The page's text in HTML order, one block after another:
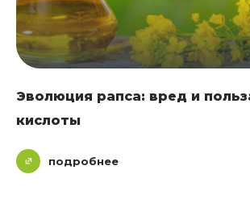
Эволюция рапса: вред и
кислоты
подробнее